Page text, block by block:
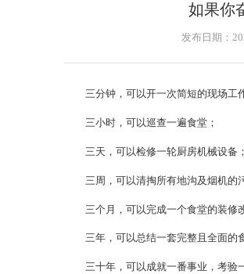
如果你
发布日期：
三分钟，可以开一次简短的现场工
三小时，可以巡查一遍食堂；
三天，可以检修一轮厨房机械设备；
三周，可以清掏所有地沟及烟机的
三个月，可以完成一个食堂的装修
三年，可以总结一套完整且全面的
三十年，可以成就一番事业，考验